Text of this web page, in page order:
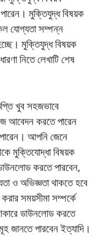
মুক্তিযুদ্ধ বিষয়ক
যোগ্যতা সম্পন্ন
মুক্তিযুদ্ধ বিষয়ক
নিতে লেখাটি শেষ
খুব সহজভাবে
আবেদন করতে পারেন
পারেন। আপনি জেনে
মুক্তিযোদ্ধা বিষয়ক
করতে পারবেন,
ও অভিজ্ঞতা থাকতে হবে
সময়সীমা সম্পর্কে
ডাউনলোড করতে
জানতে পারবেন ইত্যাদি।